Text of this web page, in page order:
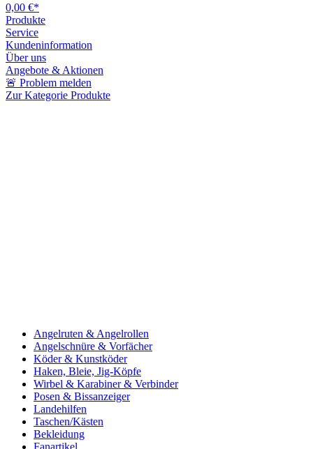
0,00 €*
Produkte
Service
Kundeninformation
Über uns
Angebote & Aktionen
🚨 Problem melden
Zur Kategorie Produkte
Angelruten & Angelrollen
Angelschnüre & Vorfächer
Köder & Kunstköder
Haken, Bleie, Jig-Köpfe
Wirbel & Karabiner & Verbinder
Posen & Bissanzeiger
Landehilfen
Taschen/Kästen
Bekleidung
Fanartikel